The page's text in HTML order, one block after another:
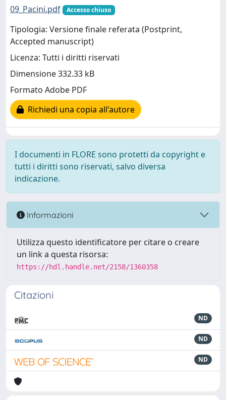
09_Pacini.pdf
Accesso chiuso
Tipologia: Versione finale referata (Postprint,
Accepted manuscript)
Licenza: Tutti i diritti riservati
Dimensione 332.33 kB
Formato Adobe PDF
Richiedi una copia all'autore
I documenti in FLORE sono protetti da copyright e
tutti i diritti sono riservati, salvo diversa
indicazione.
Informazioni
Utilizza questo identificatore per citare o creare
un link a questa risorsa:
https://hdl.handle.net/2158/1360358
Citazioni
ND
ND
ND